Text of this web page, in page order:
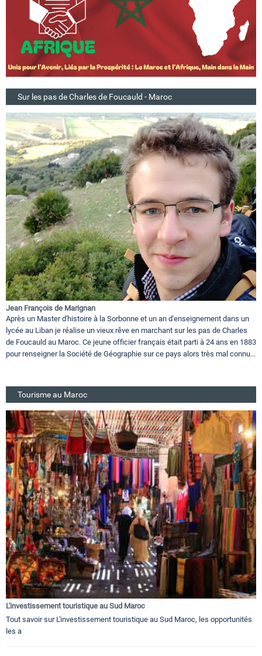
Sur les pas de Charles de Foucauld - Maroc
Jean François de Marignan
Après un Master d'histoire à la Sorbonne et un an d'enseignement dans un
lycée au Liban je réalise un vieux rêve en marchant sur les pas de Charles
de Foucauld au Maroc. Ce jeune officier français était parti à 24 ans en 1883
pour renseigner la Société de Géographie sur ce pays alors très mal connu...
Tourisme au Maroc
L'investissement touristique au Sud Maroc
Tout savoir sur L'investissement touristique au Sud Maroc, les opportunités
les a